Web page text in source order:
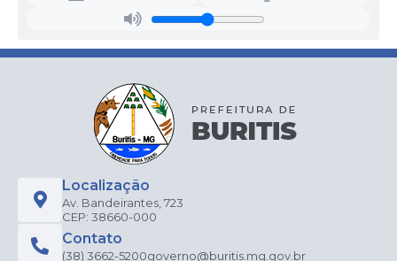
Localização
Av. Bandeirantes, 723
CEP: 38660-000
Contato
(38) 3662-5200governo@buritis.mg.gov.br